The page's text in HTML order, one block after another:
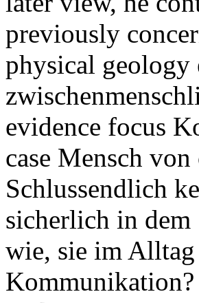
previously
physical geology
evidence focus
case Mensch
Schlussendlich
sicherlich in dem
wie, sie im